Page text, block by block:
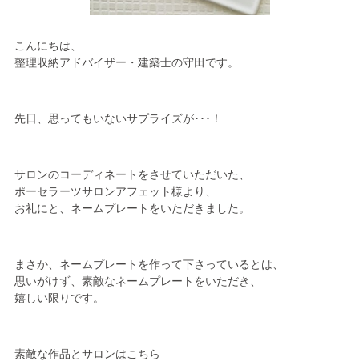
こんにちは、
整理収納アドバイザー・建築士の守田です。
先日、思ってもいないサプライズが･･･！
サロンのコーディネートをさせていただいた、
ポーセラーツサロンアフェット様より、
お礼にと、ネームプレートをいただきました。
まさか、ネームプレートを作って下さっているとは、
思いがけず、素敵なネームプレートをいただき、
嬉しい限りです。
素敵な作品とサロンはこちら